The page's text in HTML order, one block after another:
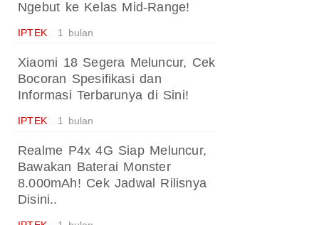
Ngebut ke Kelas Mid-Range!
IPTEK 1 bulan
Xiaomi 18 Segera Meluncur, Cek
Bocoran Spesifikasi dan
Informasi Terbarunya di Sini!
IPTEK 1 bulan
Realme P4x 4G Siap Meluncur,
Bawakan Baterai Monster
8.000mAh! Cek Jadwal Rilisnya
Disini..